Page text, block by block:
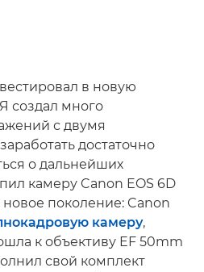
в новую
создал много
с двумя
достаточно
о дальнейших
камеру Canon EOS 6D
поколение: Canon
камеру,
к объективу EF 50mm
свой комплект